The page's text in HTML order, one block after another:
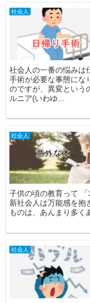
社会人
社会人の一番の悩みは
手術が必要な事態にな
のですが、異変という
ルニア(いわゆ...
社会人
子供の頃の教育って
新社会人は万能感を抱
ものは、あんまり多く
社会人